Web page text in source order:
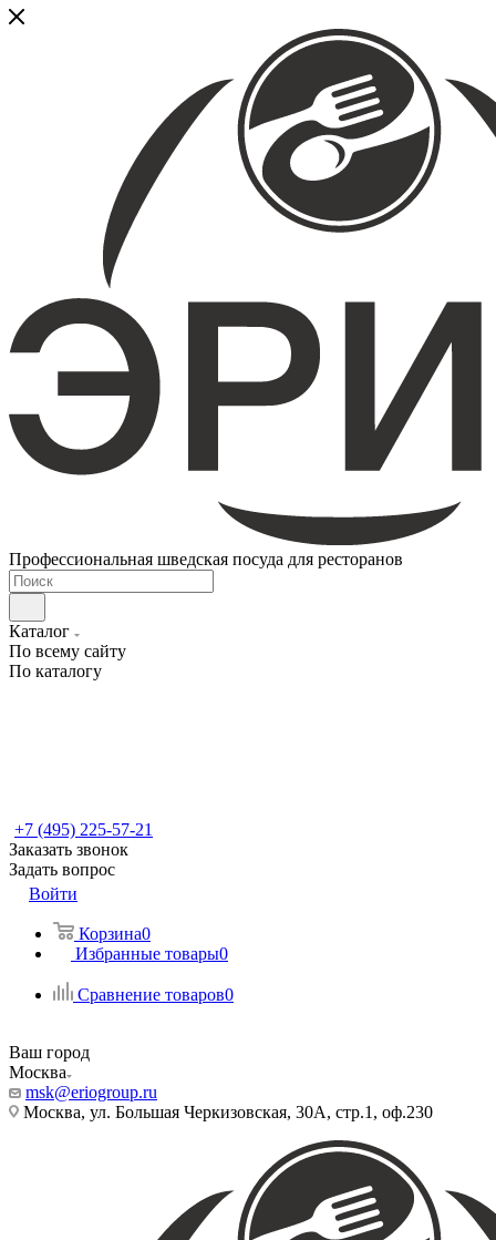
Профессиональная шведская посуда для ресторанов
Каталог
По всему сайту
По каталогу
+7 (495) 225-57-21
Заказать звонок
Задать вопрос
Войти
Корзина0
Избранные товары0
Сравнение товаров0
Ваш город
Москва
msk@eriogroup.ru
Москва, ул. Большая Черкизовская, 30А, стр.1, оф.230